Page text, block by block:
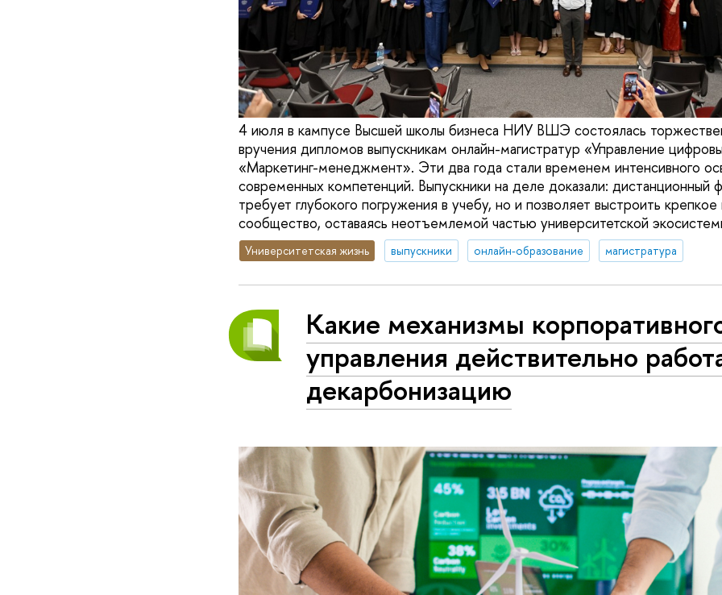
4 июля в кампусе Высшей школы бизнеса НИУ ВШЭ состоялась
вручения дипломов выпускникам онлайн-магистратур «Управление
«Маркетинг-менеджмент». Эти два года стали временем интенсивного
современных компетенций. Выпускники на деле доказали: дистанционный
требует глубокого погружения в учебу, но и позволяет выстроить
сообщество, оставаясь неотъемлемой частью университетской
Университетская жизнь выпускники онлайн-образование магистратура
Какие механизмы
управления действительно
декарбонизацию